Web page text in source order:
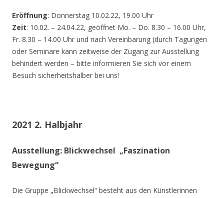
Eröffnung: Donnerstag 10.02.22, 19.00 Uhr
Zeit: 10.02. – 24.04.22, geöffnet Mo. – Do. 8.30 – 16.00 Uhr,
Fr. 8.30 – 14.00 Uhr und nach Vereinbarung (durch Tagungen
oder Seminare kann zeitweise der Zugang zur Ausstellung
behindert werden – bitte informieren Sie sich vor einem
Besuch sicherheitshalber bei uns!
2021 2. Halbjahr
Ausstellung: Blickwechsel „Faszination
Bewegung“
Die Gruppe „Blickwechsel“ besteht aus den Künstlerinnen